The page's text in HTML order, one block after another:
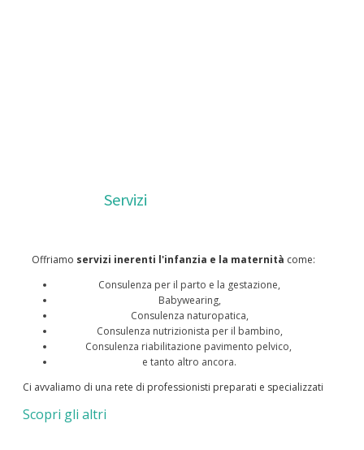
Servizi
Offriamo servizi inerenti l'infanzia e la maternità come:
Consulenza per il parto e la gestazione,
Babywearing,
Consulenza naturopatica,
Consulenza nutrizionista per il bambino,
Consulenza riabilitazione pavimento pelvico,
e tanto altro ancora.
Ci avvaliamo di una rete di professionisti preparati e specializzati
Scopri gli altri